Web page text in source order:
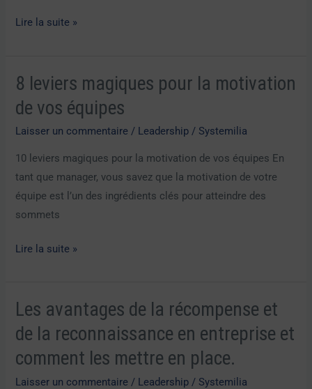
2024
Lire la suite »
8 leviers magiques pour la motivation
de vos équipes
Laisser un commentaire / Leadership / Systemilia
10 leviers magiques pour la motivation de vos équipes En
tant que manager, vous savez que la motivation de votre
équipe est l’un des ingrédients clés pour atteindre des
sommets
8
leviers
magiques
pour
la
motivation
de
vos
Lire la suite »
Les avantages de la récompense et
de la reconnaissance en entreprise et
comment les mettre en place.
Laisser un commentaire / Leadership / Systemilia
Les
avantages
de
la
récompense